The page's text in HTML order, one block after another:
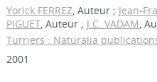
Yorick FERREZ, Auteur ; Jean-
PIGUET, Auteur ; J.C. VADAM,
Turriers : Naturalia
2001